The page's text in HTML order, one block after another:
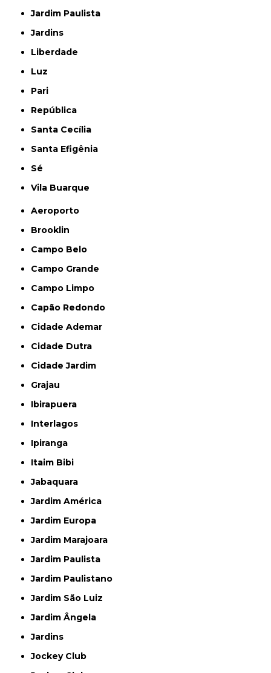
Jardim Paulista
Jardins
Liberdade
Luz
Pari
República
Santa Cecília
Santa Efigênia
Sé
Vila Buarque
Aeroporto
Brooklin
Campo Belo
Campo Grande
Campo Limpo
Capão Redondo
Cidade Ademar
Cidade Dutra
Cidade Jardim
Grajau
Ibirapuera
Interlagos
Ipiranga
Itaim Bibi
Jabaquara
Jardim América
Jardim Europa
Jardim Marajoara
Jardim Paulista
Jardim Paulistano
Jardim São Luiz
Jardim Ângela
Jardins
Jockey Club